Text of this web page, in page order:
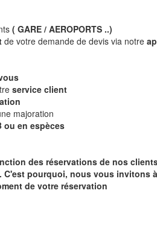
( GARE / AEROPORTS ..)
de votre demande de devis via notre
service client
majoration
ou en espèces
des réservations de nos
pourquoi, nous vous invitons
de votre réservation